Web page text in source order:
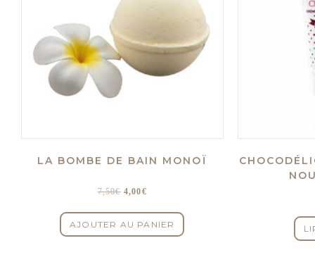
LA BOMBE DE BAIN MONOÏ
7,50€ Le
initial
était :
4,00€Le
actuel
est :
AJOUTER AU PANIER